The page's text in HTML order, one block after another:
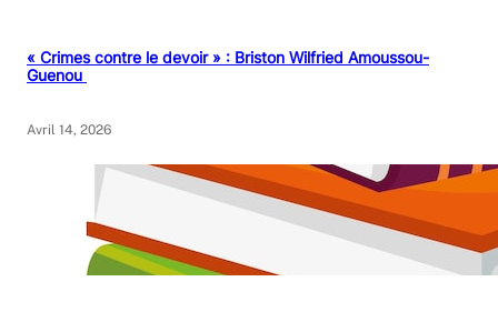
« Crimes contre le devoir » : Briston Wilfried Amoussou-
Guenou
Avril 14, 2026